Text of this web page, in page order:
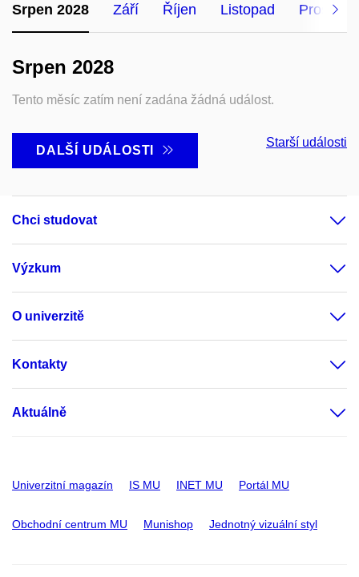
Srpen 2028 Září Říjen Listopad Prosinec
Srpen 2028
Tento měsíc zatím není zadána žádná událost.
DALŠÍ UDÁLOSTI
Starší události
Chci studovat
Výzkum
O univerzitě
Kontakty
Aktuálně
Univerzitní magazín IS MU INET MU Portál MU
Obchodní centrum MU Munishop Jednotný vizuální styl